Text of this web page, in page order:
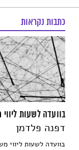
כתבות נקראות
בוועדה לשעות
דפנה פלדמן
בוועדה לשעות ליווי